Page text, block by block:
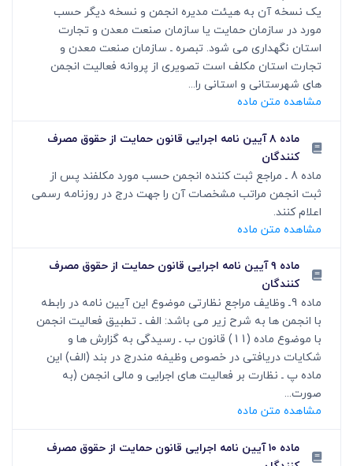
یک نسخه آن به هیئت مدیره انجمن و نسخه دیگر حسب
مورد در سازمان حمایت یا سازمان صنعت معدن و تجارت
استان نگهداری می شود. تبصره ـ سازمان صنعت معدن و
تجارت استان مکلف است تصویری از پروانه فعالیت انجمن
های شهرستانی و استانی را...
مشاهده متن ماده
ماده ۸ آیین نامه اجرایی قانون حمایت از حقوق مصرف
کنندگان
ماده 8 ـ مراجع ثبت کننده انجمن حسب مورد مکلفند پس از
ثبت انجمن مراتب مشخصات آن را جهت درج در روزنامه رسمی
اعلام کنند.
مشاهده متن ماده
ماده ۹ آیین نامه اجرایی قانون حمایت از حقوق مصرف
کنندگان
ماده 9ـ وظایف مراجع نظارتی موضوع این آیین نامه در رابطه
با انجمن ها به شرح زیر می باشد: الف ـ تطبیق فعالیت انجمن
با موضوع ماده (11) قانون ب ـ رسیدگی به گزارش ها و
شکایات دریافتی در خصوص وظیفه مندرج در بند (الف) این
ماده پ ـ نظارت بر فعالیت های اجرایی و مالی انجمن (به
صورت...
مشاهده متن ماده
ماده ۱۰ آیین نامه اجرایی قانون حمایت از حقوق مصرف